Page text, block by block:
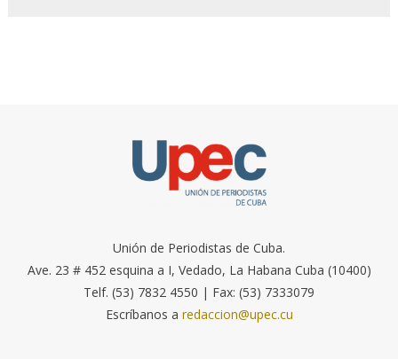
Unión de Periodistas de Cuba.
Ave. 23 # 452 esquina a I, Vedado, La Habana Cuba (10400)
Telf. (53) 7832 4550 | Fax: (53) 7333079
Escríbanos a redaccion@upec.cu